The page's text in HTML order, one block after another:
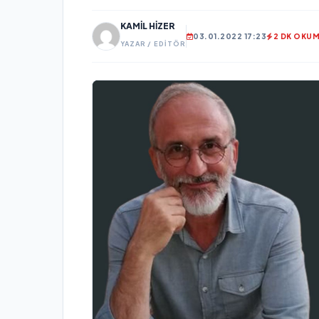
KAMIL HIZER
YAZAR / EDITÖR
03.01.2022 17:23 2 DK